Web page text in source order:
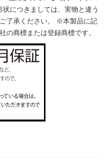
につきましては、実物と違う
了承ください。
※本製品に記
の商標または登録商標です。